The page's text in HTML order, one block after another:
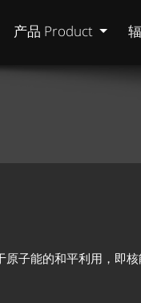
产品 Product
能的和平利用，即核能